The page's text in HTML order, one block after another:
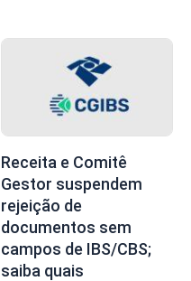
Receita e Comitê
Gestor suspendem
rejeição de
documentos sem
campos de IBS/CBS;
saiba quais